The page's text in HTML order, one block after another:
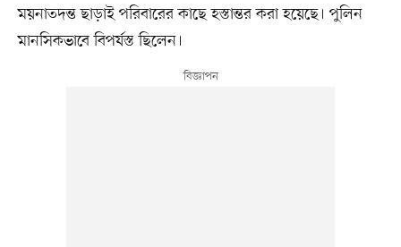
ময়নাতদন্ত ছাড়াই পরিবারের কাছে হস্তান্তর করা হয়েছে। পুলিন
মানসিকভাবে বিপর্যস্ত ছিলেন।